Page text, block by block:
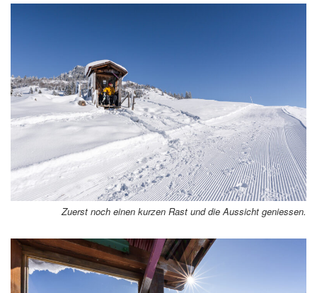
Zuerst noch einen kurzen Rast und die Aussicht geniessen.